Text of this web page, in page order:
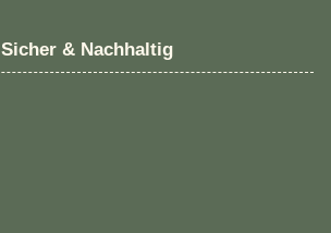
Sicher & Nachhaltig